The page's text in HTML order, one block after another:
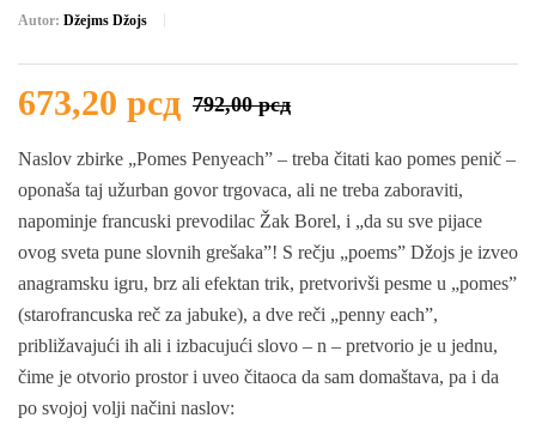
Autor: Džejms Džojs
792,00рсд
673,20 рсд
Naslov zbirke „Pomes Penyeach” – treba čitati kao pomes penič –
oponaša taj užurban govor trgovaca, ali ne treba zaboraviti,
napominje francuski prevodilac Žak Borel, i „da su sve pijace
ovog sveta pune slovnih grešaka”! S rečju „poems” Džojs je izveo
anagramsku igru, brz ali efektan trik, pretvorivši pesme u „pomes”
(starofrancuska reč za jabuke), a dve reči „penny each”,
približavajući ih ali i izbacujući slovo – n – pretvorio je u jednu,
čime je otvorio prostor i uveo čitaoca da sam domaštava, pa i da
po svojoj volji načini naslov: